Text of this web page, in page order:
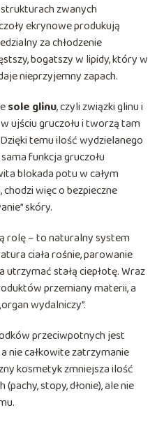
zwanych
ekrynowe produkują
za chłodzenie
bogatszy w lipidy, który w
nieprzyjemny zapach.
sole glinu, czyli związki glinu i
ujściu gruczołu i tworzą tam
temu ilość wydzielanego
funkcja gruczołu
blokada potu w całym
więc o bezpieczne
skóry.
rolę – to naturalny system
ciała rośnie, parowanie
utrzymać stałą ciepłotę. Wraz
przemiany materii, a
wydalniczy”.
przeciwpotnych jest
nie całkowite zatrzymanie
kosmetyk zmniejsza ilość
stopy, dłonie), ale nie